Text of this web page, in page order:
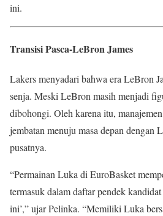
ini.
Transisi Pasca-LeBron James
Lakers menyadari bahwa era LeBron
senja. Meski LeBron masih menjadi
dibohongi. Oleh karena itu,
jembatan menuju masa depan dengan
pusatnya.
“Permainan Luka di EuroBasket
termasuk dalam daftar pendek
ini’,” ujar Pelinka. “Memiliki Luka